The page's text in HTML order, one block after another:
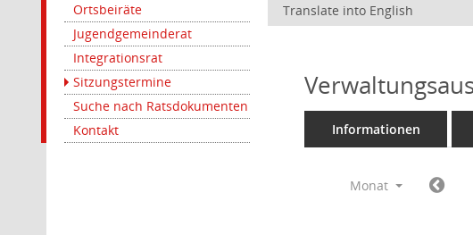
Ortsbeiräte
Jugendgemeinderat
Integrationsrat
Sitzungstermine
Suche nach Ratsdokumenten
Kontakt
Translate into English
Informationen
Monat